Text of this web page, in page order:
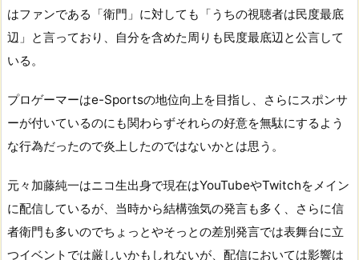
はファンである「衛門」に対しても「うちの視聴者は民度最底
辺」と言っており、自分を含めた周りも民度最底辺と公言して
いる。
プロゲーマーはe-Sportsの地位向上を目指し、さらにスポンサ
ーが付いているのにも関わらずそれらの好意を無駄にするよう
な行為だったので炎上したのではないかとは思う。
元々加藤純一はニコ生出身で現在はYouTubeやTwitchをメイン
に配信しているが、当時から結構強気の発言も多く、さらに信
者衛門も多いのでちょっとやそっとの差別発言では表舞台に立
つイベントでは厳しいかもしれないが、配信においては影響は